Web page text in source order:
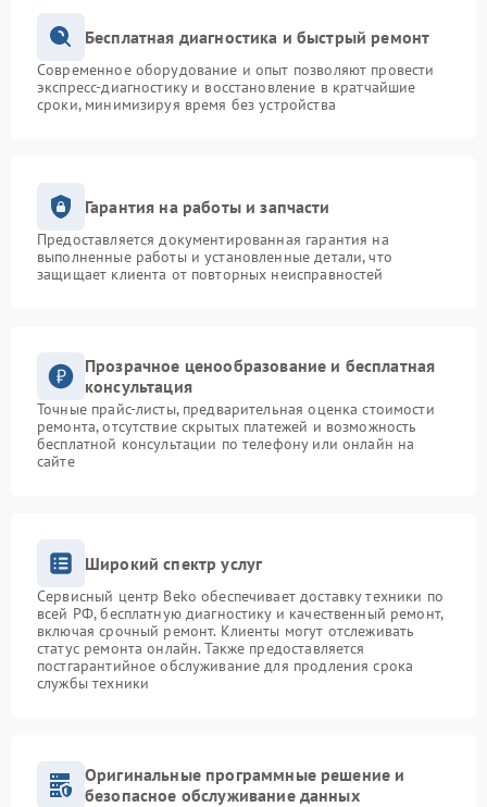
Бесплатная диагностика и быстрый ремонт
Современное оборудование и опыт позволяют провести
экспресс-диагностику и восстановление в кратчайшие
сроки, минимизируя время без устройства
Гарантия на работы и запчасти
Предоставляется документированная гарантия на
выполненные работы и установленные детали, что
защищает клиента от повторных неисправностей
Прозрачное ценообразование и бесплатная
консультация
Точные прайс-листы, предварительная оценка стоимости
ремонта, отсутствие скрытых платежей и возможность
бесплатной консультации по телефону или онлайн на
сайте
Широкий спектр услуг
Сервисный центр Beko обеспечивает доставку техники по
всей РФ, бесплатную диагностику и качественный ремонт,
включая срочный ремонт. Клиенты могут отслеживать
статус ремонта онлайн. Также предоставляется
постгарантийное обслуживание для продления срока
службы техники
Оригинальные программные решение и
безопасное обслуживание данных